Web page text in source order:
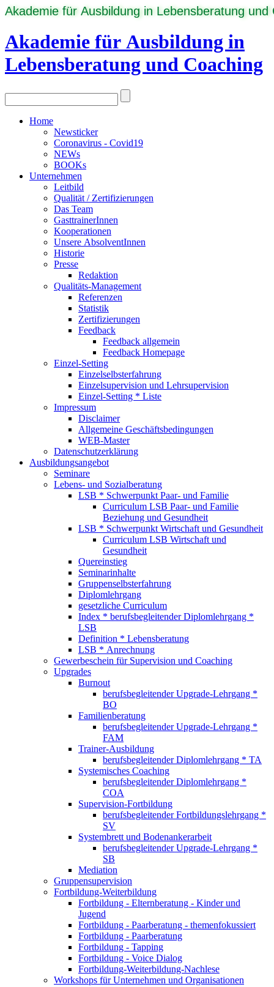
Akademie für Ausbildung in Lebensberatung und
Akademie für Ausbildung in
Lebensberatung und Coaching
Home
Newsticker
Coronavirus - Covid19
NEWs
BOOKs
Unternehmen
Leitbild
Qualität / Zertifizierungen
Das Team
GasttrainerInnen
Kooperationen
Unsere AbsolventInnen
Historie
Presse
Redaktion
Qualitäts-Management
Referenzen
Statistik
Zertifizierungen
Feedback
Feedback allgemein
Feedback Homepage
Einzel-Setting
Einzelselbsterfahrung
Einzelsupervision und Lehrsupervision
Einzel-Setting * Liste
Impressum
Disclaimer
Allgemeine Geschäftsbedingungen
WEB-Master
Datenschutzerklärung
Ausbildungsangebot
Seminare
Lebens- und Sozialberatung
LSB * Schwerpunkt Paar- und Familie
Curriculum LSB Paar- und Familie
Beziehung und Gesundheit
LSB * Schwerpunkt Wirtschaft und Gesundheit
Curriculum LSB Wirtschaft und
Gesundheit
Quereinstieg
Seminarinhalte
Gruppenselbsterfahrung
Diplomlehrgang
gesetzliche Curriculum
Index * berufsbegleitender Diplomlehrgang *
LSB
Definition * Lebensberatung
LSB * Anrechnung
Gewerbeschein für Supervision und Coaching
Upgrades
Burnout
berufsbegleitender Upgrade-Lehrgang *
BO
Familienberatung
berufsbegleitender Upgrade-Lehrgang *
FAM
Trainer-Ausbildung
berufsbegleitender Diplomlehrgang * TA
Systemisches Coaching
berufsbegleitender Diplomlehrgang *
COA
Supervision-Fortbildung
berufsbegleitender Fortbildungslehrgang *
SV
Systembrett und Bodenankerarbeit
berufsbegleitender Upgrade-Lehrgang *
SB
Mediation
Gruppensupervision
Fortbildung-Weiterbildung
Fortbildung - Elternberatung - Kinder und
Jugend
Fortbildung - Paarberatung - themenfokussiert
Fortbildung - Paarberatung
Fortbildung - Tapping
Fortbildung - Voice Dialog
Fortbildung-Weiterbildung-Nachlese
Workshops für Unternehmen und Organisationen